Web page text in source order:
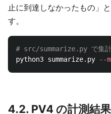
止に到達しなかったもの」
す。
# src/summarize.py で集
python3 summarize.py
--
4.2. PV4 の計測結果